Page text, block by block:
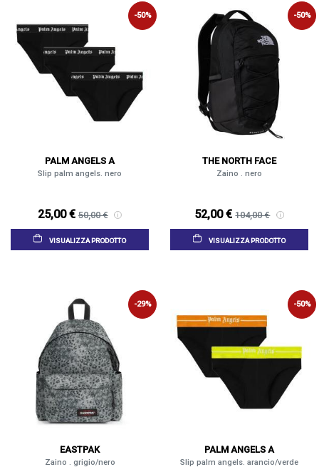
-50%
PALM ANGELS A
Slip palm angels. nero
25,00 € 50,00 €
VISUALIZZA PRODOTTO
-50%
THE NORTH FACE
Zaino . nero
52,00 € 104,00 €
VISUALIZZA PRODOTTO
-29%
EASTPAK
Zaino . grigio/nero
-50%
PALM ANGELS A
Slip palm angels. arancio/verde